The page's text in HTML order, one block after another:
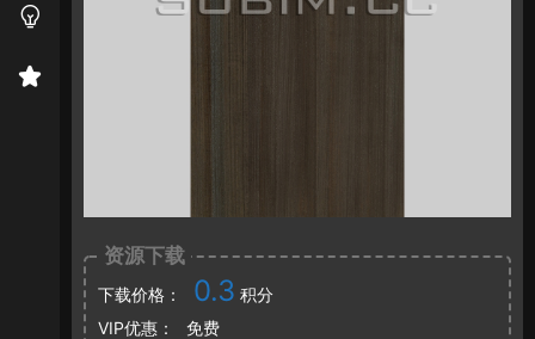
资源下载
下载价格： 0.3 积分
VIP优惠：
免费